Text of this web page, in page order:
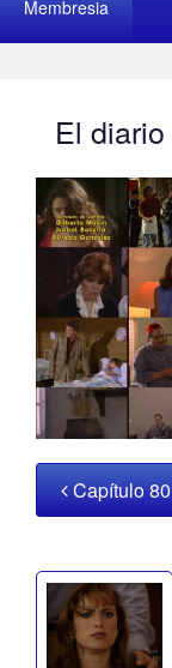
Membresia
El
Capítulo 80